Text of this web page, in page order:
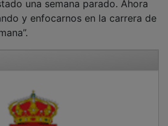
y enfocarnos en la carrera de